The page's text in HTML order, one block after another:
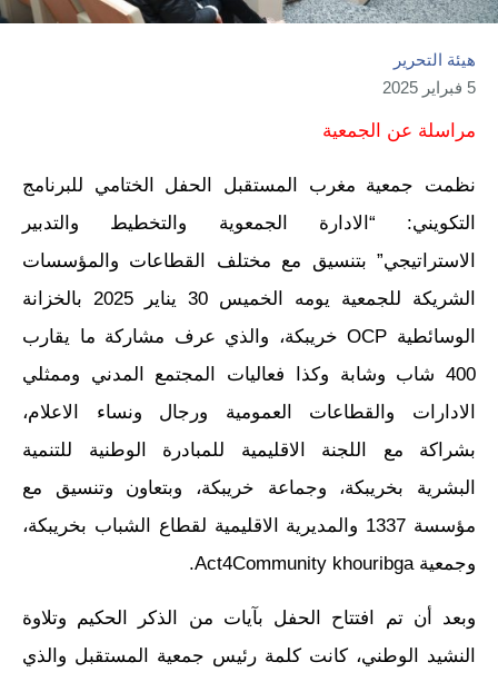
هيئة التحرير
5 فبراير 2025
مراسلة عن الجمعية
نظمت جمعية مغرب المستقبل الحفل الختامي للبرنامج
التكويني: “الادارة الجمعوية والتخطيط والتدبير
الاستراتيجي” بتنسيق مع مختلف القطاعات والمؤسسات
الشريكة للجمعية يومه الخميس 30 يناير 2025 بالخزانة
الوسائطية OCP خريبكة، والذي عرف مشاركة ما يقارب
400 شاب وشابة وكذا فعاليات المجتمع المدني وممثلي
الادارات والقطاعات العمومية ورجال ونساء الاعلام،
بشراكة مع اللجنة الاقليمية للمبادرة الوطنية للتنمية
البشرية بخريبكة، وجماعة خريبكة، وبتعاون وتنسيق مع
مؤسسة 1337 والمديرية الاقليمية لقطاع الشباب بخريبكة،
وجمعية Act4Community khouribga.
وبعد أن تم افتتاح الحفل بآيات من الذكر الحكيم وتلاوة
النشيد الوطني، كانت كلمة رئيس جمعية المستقبل والذي